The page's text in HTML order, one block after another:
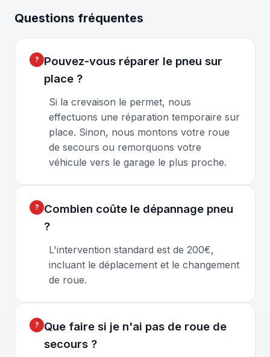
Questions fréquentes
Pouvez-vous réparer le pneu sur
place ?
Si la crevaison le permet, nous
effectuons une réparation temporaire sur
place. Sinon, nous montons votre roue
de secours ou remorquons votre
véhicule vers le garage le plus proche.
Combien coûte le dépannage pneu
?
L'intervention standard est de 200€,
incluant le déplacement et le changement
de roue.
Que faire si je n'ai pas de roue de
secours ?